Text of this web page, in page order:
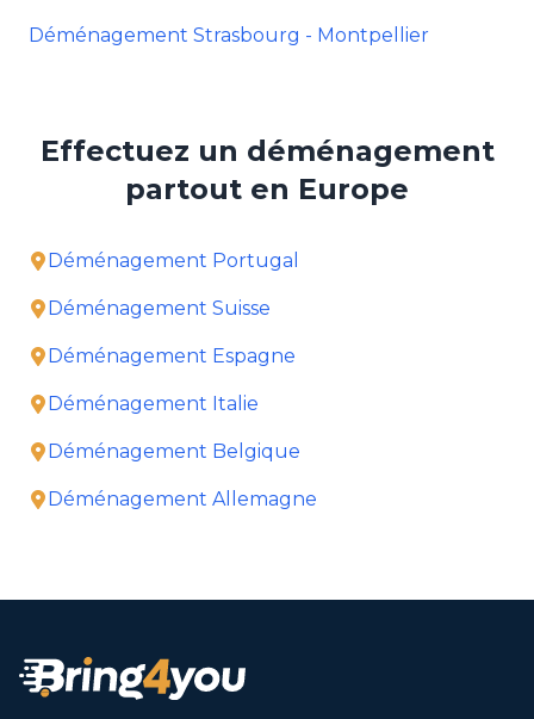
Déménagement Strasbourg - Montpellier
Effectuez un déménagement
partout en Europe
Déménagement Portugal
Déménagement Suisse
Déménagement Espagne
Déménagement Italie
Déménagement Belgique
Déménagement Allemagne